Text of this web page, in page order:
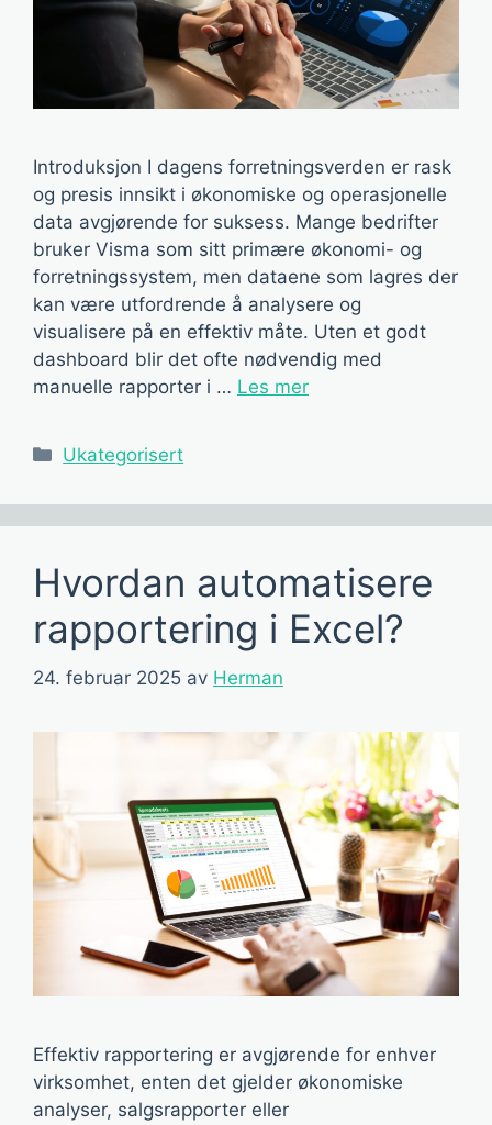
Introduksjon I dagens forretningsverden er rask
og presis innsikt i økonomiske og operasjonelle
data avgjørende for suksess. Mange bedrifter
bruker Visma som sitt primære økonomi- og
forretningssystem, men dataene som lagres der
kan være utfordrende å analysere og
visualisere på en effektiv måte. Uten et godt
dashboard blir det ofte nødvendig med
manuelle rapporter i … Les mer
Kategorier
Ukategorisert
Hvordan automatisere
rapportering i Excel?
24. februar 2025 av Herman
Effektiv rapportering er avgjørende for enhver
virksomhet, enten det gjelder økonomiske
analyser, salgsrapporter eller